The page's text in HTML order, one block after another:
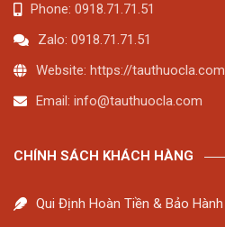
Phone: 0918.71.71.51
Zalo: 0918.71.71.51
Website: https://tauthuocla.com
Email: info@tauthuocla.com
CHÍNH SÁCH KHÁCH HÀNG
Qui Định Hoàn Tiền & Bảo Hành